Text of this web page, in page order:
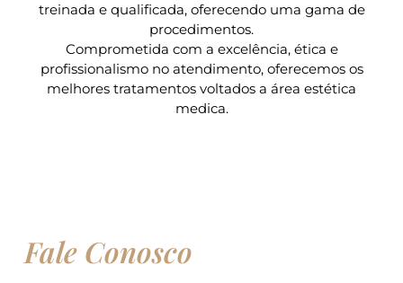
treinada e qualificada, oferecendo uma gama de
procedimentos.
Comprometida com a excelência, ética e
profissionalismo no atendimento, oferecemos os
melhores tratamentos voltados a área estética
medica.
Fale Conosco